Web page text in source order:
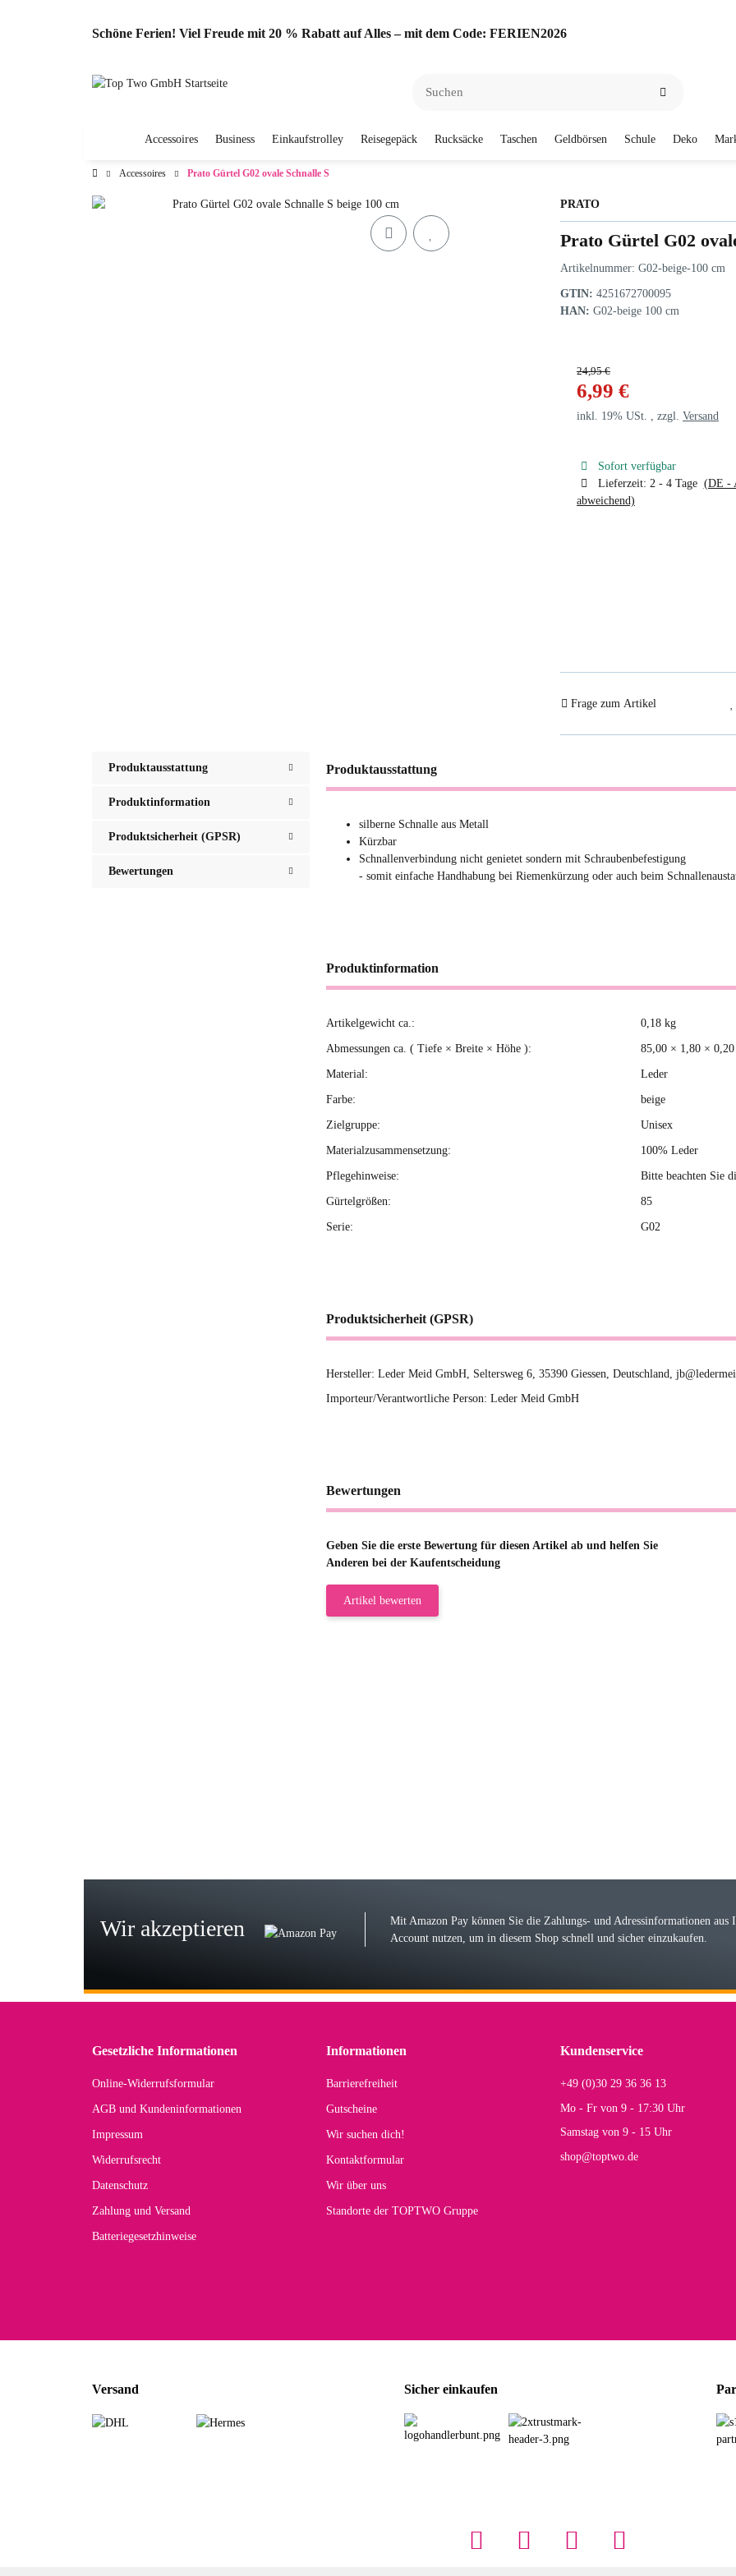
Schöne Ferien! Viel Freude mit 20 % Rabatt auf Alles – mit dem Code: FERIEN2026
Accessoires Business Einkaufstrolley Reisegepäck Rucksäcke Taschen Geldbörsen Schule Deko
Accessoires Prato Gürtel G02 ovale Schnalle S
PRATO
Prato Gürtel G02
Artikelnummer: G02-beige-100 cm
GTIN: 4251672700095
HAN: G02-beige 100 cm
24,95 €
6,99 €
inkl. 19% USt. , zzgl. Versand
Sofort verfügbar
Lieferzeit: 2 - 4 Tage (DE -
abweichend)
Frage zum Artikel
Produktausstattung
Produktinformation
Produktsicherheit (GPSR)
Bewertungen
Produktausstattung
silberne Schnalle aus Metall
Kürzbar
Schnallenverbindung nicht genietet sondern mit Schraubenbefestigung
- somit einfache Handhabung bei Riemenkürzung oder auch beim
Produktinformation
Produkteigenschaft
Wert
Artikelgewicht ca.: 0,18 kg
Abmessungen ca. ( Tiefe × Breite × Höhe ): 85,00 × 1,80 ×
Material: Leder
Farbe: beige
Zielgruppe: Unisex
Materialzusammensetzung: 100% Leder
Pflegehinweise: Bitte beachten Sie
Gürtelgrößen: 85
Serie: G02
Produktsicherheit (GPSR)
Hersteller: Leder Meid GmbH, Seltersweg 6, 35390 Giessen, Deutschland,
Importeur/Verantwortliche Person: Leder Meid GmbH
Bewertungen
Geben Sie die erste Bewertung für diesen Artikel ab und helfen Sie
Anderen bei der Kaufentscheidung
Artikel bewerten
Der Koffer macht einen sehr soliden Eindruck. Die Zuverlässigkeit muss sich noch in
Hans E
Wir akzeptieren
Mit Amazon Pay können Sie die Zahlungs- und Adressinformationen aus
Account nutzen, um in diesem Shop schnell und sicher einzukaufen.
Gesetzliche Informationen
Online-Widerrufsformular
AGB und Kundeninformationen
Impressum
Widerrufsrecht
Datenschutz
Zahlung und Versand
Batteriegesetzhinweise
Informationen
Barrierefreiheit
Gutscheine
Wir suchen dich!
Kontaktformular
Wir über uns
Standorte der TOPTWO Gruppe
Kundenservice
+49 (0)30 29 36 36 13
Mo - Fr von 9 - 17:30 Uhr
Samstag von 9 - 15 Uhr
shop@toptwo.de
Versand Sicher einkaufen